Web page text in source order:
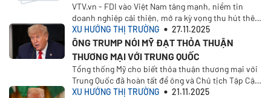
VTV.vn - FDI vào Việt Nam tăng mạnh, niềm tin
doanh nghiệp cải thiện, mở ra kỳ vọng thu hút thêm
dự án chất lượng trong giai đoạn tới.
XU HƯỚNG THỊ TRƯỜNG 27.11.2025
ÔNG TRUMP NÓI MỸ ĐẠT THỎA THUẬN
THƯƠNG MẠI VỚI TRUNG QUỐC
Tổng thống Mỹ cho biết thỏa thuận thương mại với
Trung Quốc đã hoàn tất để ông và Chủ tịch Tập Cận
Bình phê duyệt.
XU HƯỚNG THỊ TRƯỜNG 21.11.2025